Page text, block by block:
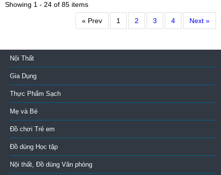
Showing 1 - 24 of 85 items
« Prev 1 2 3 4 Next »
Nội Thất
Gia Dụng
Thực Phẩm Sạch
Mẹ và Bé
Đồ chơi Trẻ em
Đồ dùng Học tập
Nội thất, Đồ dùng Văn phòng